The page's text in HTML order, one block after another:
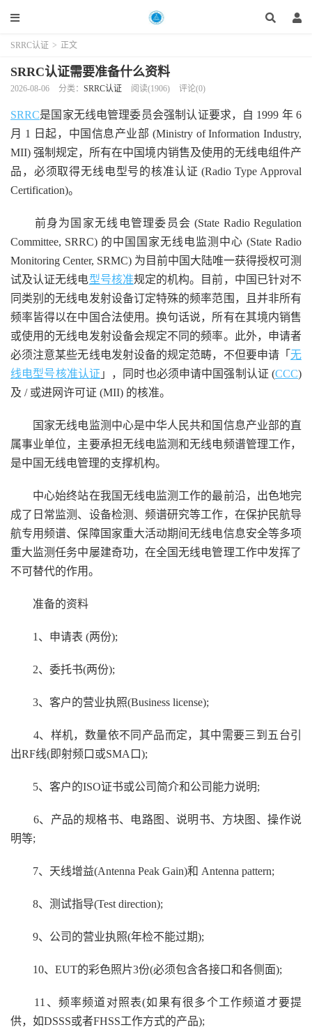
SRRC认证 > 正文
SRRC认证需要准备什么资料
2026-08-06 分类： SRRC认证 阅读(1906) 评论(0)
SRRC是国家无线电管理委员会强制认证要求，自 1999 年 6
月 1 日起，中国信息产业部 (Ministry of Information Industry,
MII) 强制规定，所有在中国境内销售及使用的无线电组件产
品，必须取得无线电型号的核准认证 (Radio Type Approval
Certification)。
前身为国家无线电管理委员会 (State Radio Regulation
Committee, SRRC) 的中国国家无线电监测中心 (State Radio
Monitoring Center, SRMC) 为目前中国大陆唯一获得授权可测
试及认证无线电型号核准规定的机构。目前，中国已针对不
同类别的无线电发射设备订定特殊的频率范围，且并非所有
频率皆得以在中国合法使用。换句话说，所有在其境内销售
或使用的无线电发射设备会规定不同的频率。此外，申请者
必须注意某些无线电发射设备的规定范畴，不但要申请「 无
线电型号核准认证 」，同时也必须申请中国强制认证 (CCC)
及 / 或进网许可证 (MII) 的核准。
国家无线电监测中心是中华人民共和国信息产业部的直
属事业单位，主要承担无线电监测和无线电频谱管理工作，
是中国无线电管理的支撑机构。
中心始终站在我国无线电监测工作的最前沿，出色地完
成了日常监测、设备检测、频谱研究等工作，在保护民航导
航专用频谱、保障国家重大活动期间无线电信息安全等多项
重大监测任务中屡建奇功，在全国无线电管理工作中发挥了
不可替代的作用。
准备的资料
1、申请表 (两份);
2、委托书(两份);
3、客户的营业执照(Business license);
4、样机，数量依不同产品而定，其中需要三到五台引
出RF线(即射频口或SMA口);
5、客户的ISO证书或公司简介和公司能力说明;
6、产品的规格书、电路图、说明书、方块图、操作说
明等;
7、天线增益(Antenna Peak Gain)和 Antenna pattern;
8、测试指导(Test direction);
9、公司的营业执照(年检不能过期);
10、EUT的彩色照片3份(必须包含各接口和各侧面);
11、频率频道对照表(如果有很多个工作频道才要提
供，如DSSS或者FHSS工作方式的产品);